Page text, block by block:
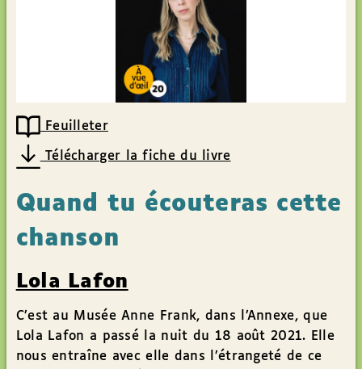
Feuilleter
Télécharger la fiche du livre
Quand tu écouteras cette
chanson
Lola Lafon
C’est au Musée Anne Frank, dans l’Annexe, que
Lola Lafon a passé la nuit du 18 août 2021. Elle
nous entraîne avec elle dans l’étrangeté de ce